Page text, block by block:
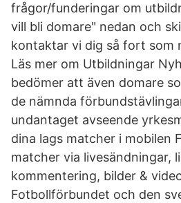
frågor/funderingar om
vill bli domare" nedan och
kontaktar vi dig så fort som
Läs mer om Utbildningar
bedömer att även domare
de nämnda
undantaget avseende
dina lags matcher i mobilen
matcher via livesändningar,
kommentering, bilder &
Fotbollförbundet och den